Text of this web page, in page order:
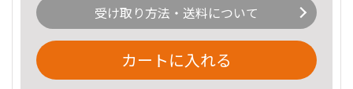
受け取り方法・送料について
カートに入れる